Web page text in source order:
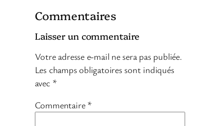
Commentaires
Laisser un commentaire
Votre adresse e-mail ne sera pas publiée.
Les champs obligatoires sont indiqués
avec *
Commentaire *